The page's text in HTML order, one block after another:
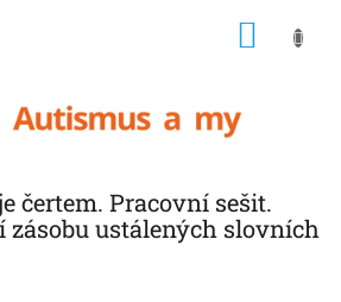
čertem. Pracovní sešit.
zásobu ustálených slovních